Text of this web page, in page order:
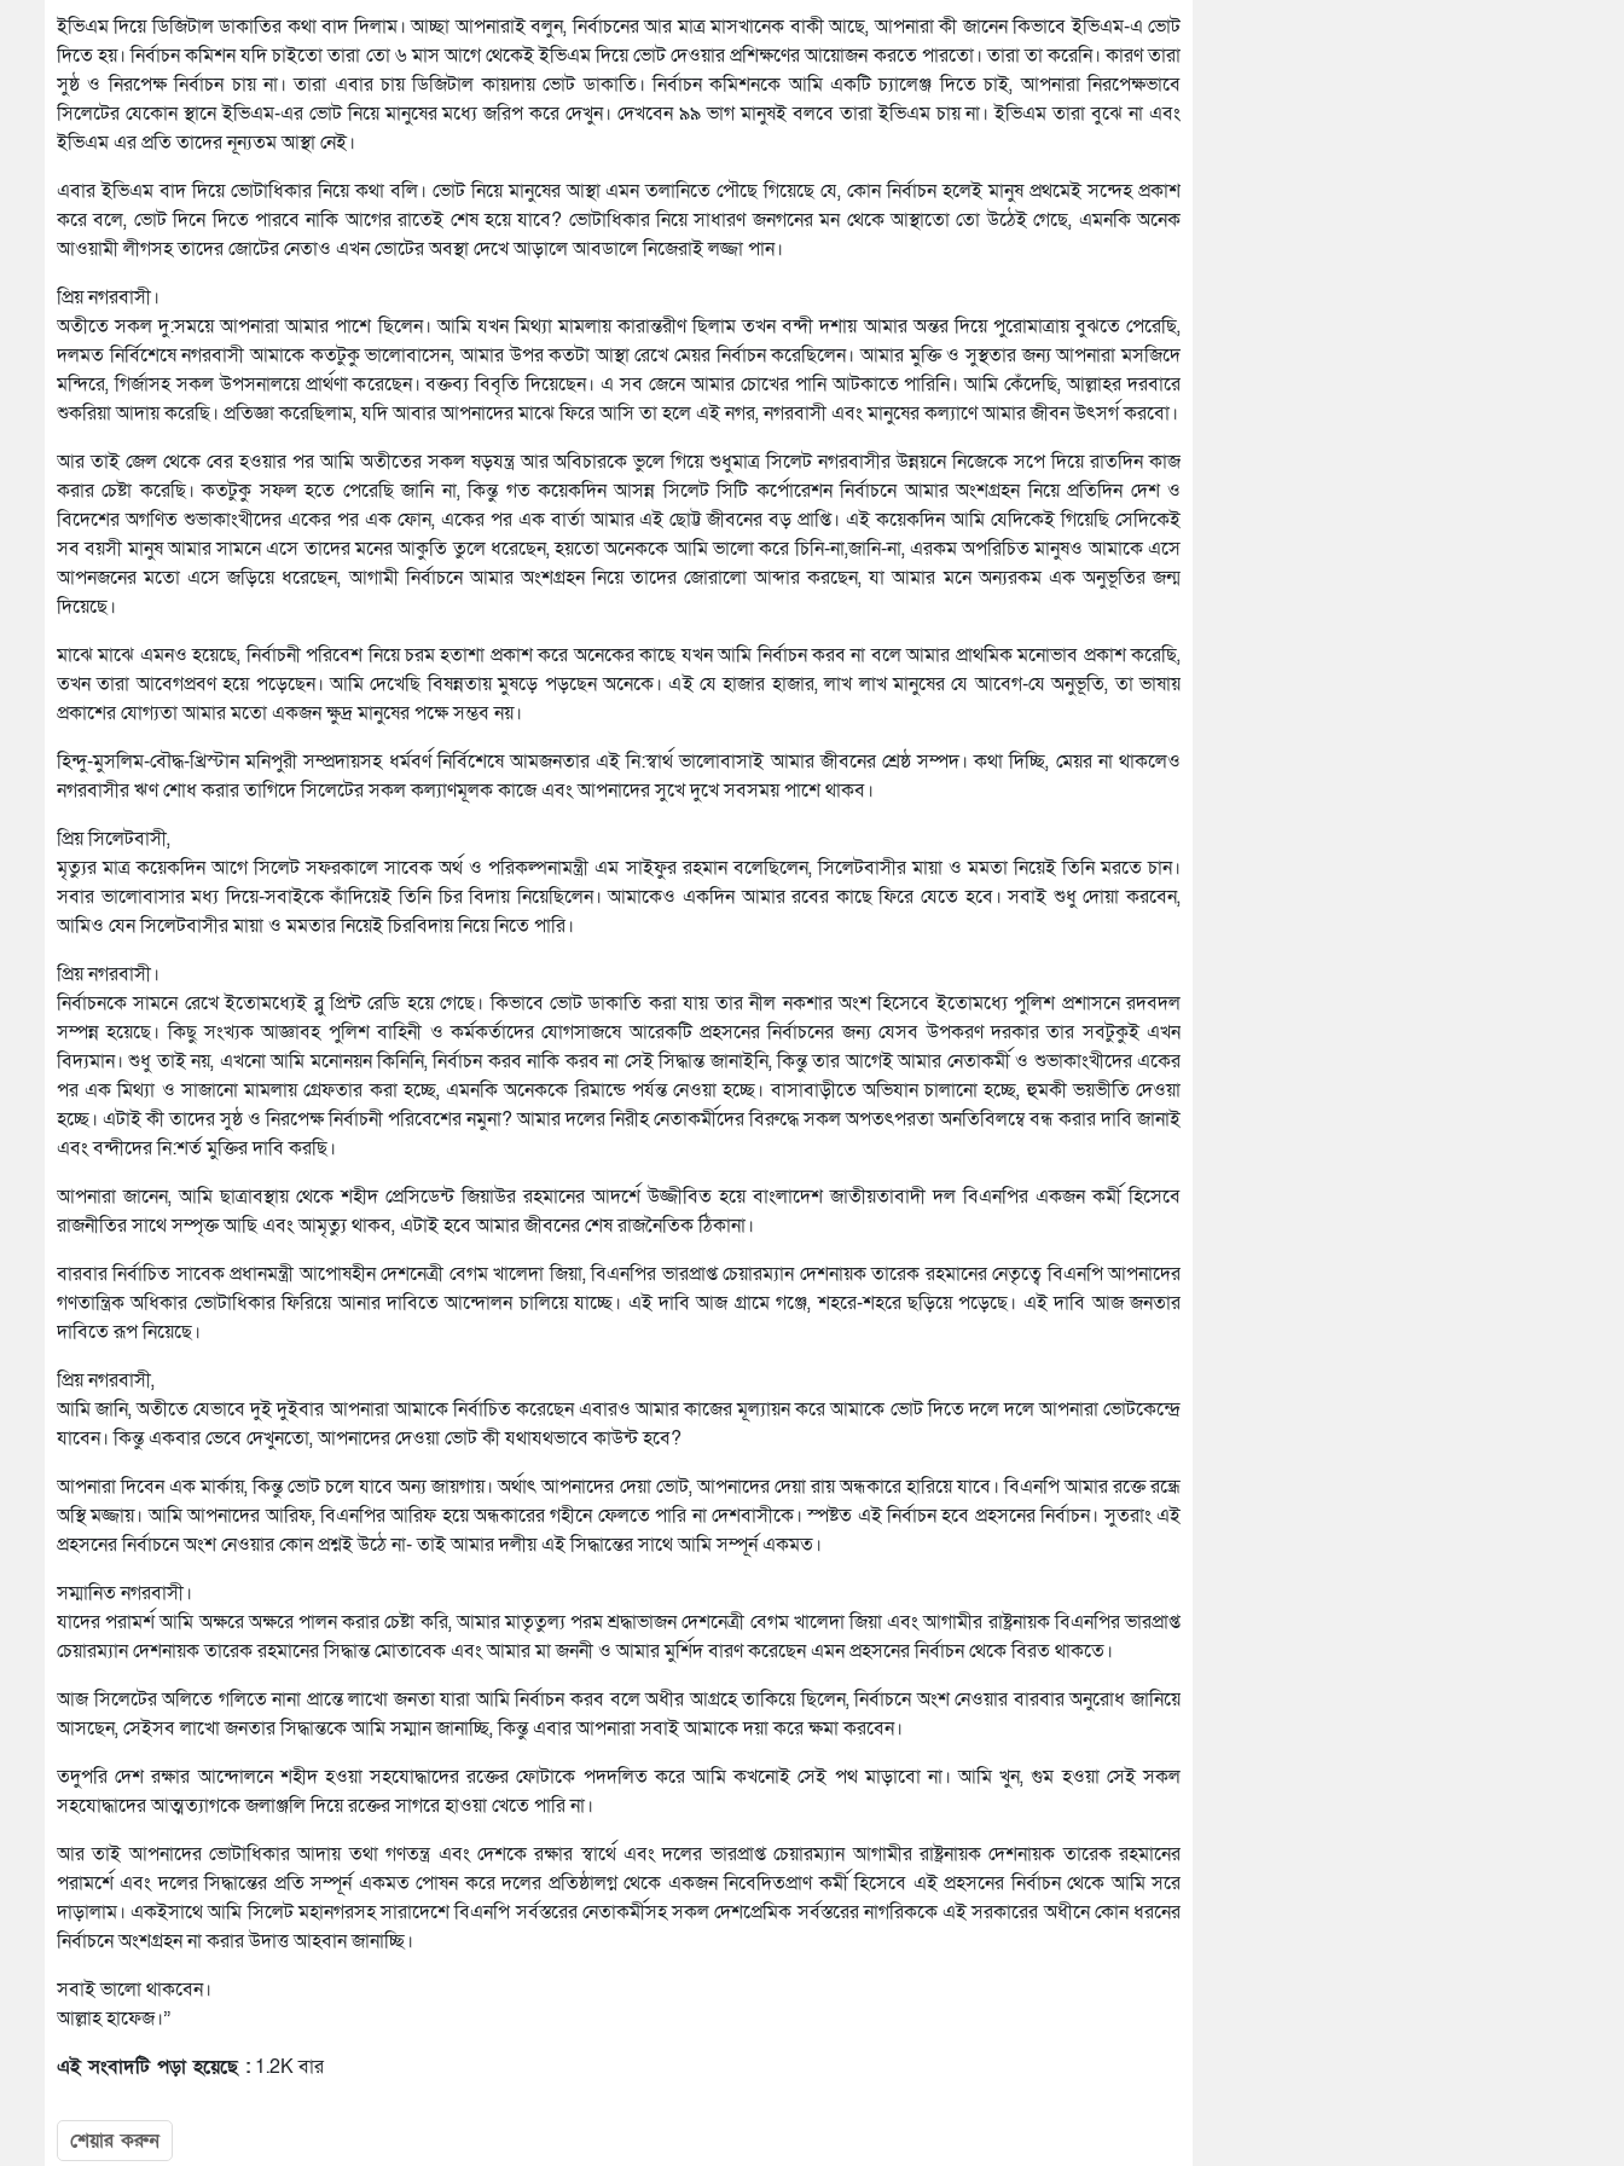
ইভিএম দিয়ে ডিজিটাল ডাকাতির কথা বাদ দিলাম। আচ্ছা আপনারাই বলুন, নির্বাচনের আর মাত্র মাসখানেক বাকী আছে, আপনারা কী জানেন কিভাবে ইভিএম-এ ভোট
দিতে হয়। নির্বাচন কমিশন যদি চাইতো তারা তো ৬ মাস আগে থেকেই ইভিএম দিয়ে ভোট দেওয়ার প্রশিক্ষণের আয়োজন করতে পারতো। তারা তা করেনি। কারণ তারা
সুষ্ঠ ও নিরপেক্ষ নির্বাচন চায় না। তারা এবার চায় ডিজিটাল কায়দায় ভোট ডাকাতি। নির্বাচন কমিশনকে আমি একটি চ্যালেঞ্জ দিতে চাই, আপনারা নিরপেক্ষভাবে
সিলেটের যেকোন স্থানে ইভিএম-এর ভোট নিয়ে মানুষের মধ্যে জরিপ করে দেখুন। দেখবেন ৯৯ ভাগ মানুষই বলবে তারা ইভিএম চায় না। ইভিএম তারা বুঝে না এবং
ইভিএম এর প্রতি তাদের নূন্যতম আস্থা নেই।
এবার ইভিএম বাদ দিয়ে ভোটাধিকার নিয়ে কথা বলি। ভোট নিয়ে মানুষের আস্থা এমন তলানিতে পৌছে গিয়েছে যে, কোন নির্বাচন হলেই মানুষ প্রথমেই সন্দেহ প্রকাশ
করে বলে, ভোট দিনে দিতে পারবে নাকি আগের রাতেই শেষ হয়ে যাবে? ভোটাধিকার নিয়ে সাধারণ জনগনের মন থেকে আস্থাতো তো উঠেই গেছে, এমনকি অনেক
আওয়ামী লীগসহ তাদের জোটের নেতাও এখন ভোটের অবস্থা দেখে আড়ালে আবডালে নিজেরাই লজ্জা পান।
প্রিয় নগরবাসী।
অতীতে সকল দু:সময়ে আপনারা আমার পাশে ছিলেন। আমি যখন মিথ্যা মামলায় কারান্তরীণ ছিলাম তখন বন্দী দশায় আমার অন্তর দিয়ে পুরোমাত্রায় বুঝতে পেরেছি,
দলমত নির্বিশেষে নগরবাসী আমাকে কতটুকু ভালোবাসেন, আমার উপর কতটা আস্থা রেখে মেয়র নির্বাচন করেছিলেন। আমার মুক্তি ও সুস্থতার জন্য আপনারা মসজিদে
মন্দিরে, গির্জাসহ সকল উপসনালয়ে প্রার্থণা করেছেন। বক্তব্য বিবৃতি দিয়েছেন। এ সব জেনে আমার চোখের পানি আটকাতে পারিনি। আমি কেঁদেছি, আল্লাহর দরবারে
শুকরিয়া আদায় করেছি। প্রতিজ্ঞা করেছিলাম, যদি আবার আপনাদের মাঝে ফিরে আসি তা হলে এই নগর, নগরবাসী এবং মানুষের কল্যাণে আমার জীবন উৎসর্গ করবো।
আর তাই জেল থেকে বের হওয়ার পর আমি অতীতের সকল ষড়যন্ত্র আর অবিচারকে ভুলে গিয়ে শুধুমাত্র সিলেট নগরবাসীর উন্নয়নে নিজেকে সপে দিয়ে রাতদিন কাজ
করার চেষ্টা করেছি। কতটুকু সফল হতে পেরেছি জানি না, কিন্তু গত কয়েকদিন আসন্ন সিলেট সিটি কর্পোরেশন নির্বাচনে আমার অংশগ্রহন নিয়ে প্রতিদিন দেশ ও
বিদেশের অগণিত শুভাকাংখীদের একের পর এক ফোন, একের পর এক বার্তা আমার এই ছোট্ট জীবনের বড় প্রাপ্তি। এই কয়েকদিন আমি যেদিকেই গিয়েছি সেদিকেই
সব বয়সী মানুষ আমার সামনে এসে তাদের মনের আকুতি তুলে ধরেছেন, হয়তো অনেককে আমি ভালো করে চিনি-না,জানি-না, এরকম অপরিচিত মানুষও আমাকে এসে
আপনজনের মতো এসে জড়িয়ে ধরেছেন, আগামী নির্বাচনে আমার অংশগ্রহন নিয়ে তাদের জোরালো আব্দার করছেন, যা আমার মনে অন্যরকম এক অনুভূতির জন্ম
দিয়েছে।
মাঝে মাঝে এমনও হয়েছে, নির্বাচনী পরিবেশ নিয়ে চরম হতাশা প্রকাশ করে অনেকের কাছে যখন আমি নির্বাচন করব না বলে আমার প্রাথমিক মনোভাব প্রকাশ করেছি,
তখন তারা আবেগপ্রবণ হয়ে পড়েছেন। আমি দেখেছি বিষন্নতায় মুষড়ে পড়ছেন অনেকে। এই যে হাজার হাজার, লাখ লাখ মানুষের যে আবেগ-যে অনুভূতি, তা ভাষায়
প্রকাশের যোগ্যতা আমার মতো একজন ক্ষুদ্র মানুষের পক্ষে সম্ভব নয়।
হিন্দু-মুসলিম-বৌদ্ধ-খ্রিস্টান মনিপুরী সম্প্রদায়সহ ধর্মবর্ণ নির্বিশেষে আমজনতার এই নি:স্বার্থ ভালোবাসাই আমার জীবনের শ্রেষ্ঠ সম্পদ। কথা দিচ্ছি, মেয়র না থাকলেও
নগরবাসীর ঋণ শোধ করার তাগিদে সিলেটের সকল কল্যাণমূলক কাজে এবং আপনাদের সুখে দুখে সবসময় পাশে থাকব।
প্রিয় সিলেটবাসী,
মৃত্যুর মাত্র কয়েকদিন আগে সিলেট সফরকালে সাবেক অর্থ ও পরিকল্পনামন্ত্রী এম সাইফুর রহমান বলেছিলেন, সিলেটবাসীর মায়া ও মমতা নিয়েই তিনি মরতে চান।
সবার ভালোবাসার মধ্য দিয়ে-সবাইকে কাঁদিয়েই তিনি চির বিদায় নিয়েছিলেন। আমাকেও একদিন আমার রবের কাছে ফিরে যেতে হবে। সবাই শুধু দোয়া করবেন,
আমিও যেন সিলেটবাসীর মায়া ও মমতার নিয়েই চিরবিদায় নিয়ে নিতে পারি।
প্রিয় নগরবাসী।
নির্বাচনকে সামনে রেখে ইতোমধ্যেই ব্লু প্রিন্ট রেডি হয়ে গেছে। কিভাবে ভোট ডাকাতি করা যায় তার নীল নকশার অংশ হিসেবে ইতোমধ্যে পুলিশ প্রশাসনে রদবদল
সম্পন্ন হয়েছে। কিছু সংখ্যক আজ্ঞাবহ পুলিশ বাহিনী ও কর্মকর্তাদের যোগসাজষে আরেকটি প্রহসনের নির্বাচনের জন্য যেসব উপকরণ দরকার তার সবটুকুই এখন
বিদ্যমান। শুধু তাই নয়, এখনো আমি মনোনয়ন কিনিনি, নির্বাচন করব নাকি করব না সেই সিদ্ধান্ত জানাইনি, কিন্তু তার আগেই আমার নেতাকর্মী ও শুভাকাংখীদের একের
পর এক মিথ্যা ও সাজানো মামলায় গ্রেফতার করা হচ্ছে, এমনকি অনেককে রিমান্ডে পর্যন্ত নেওয়া হচ্ছে। বাসাবাড়ীতে অভিযান চালানো হচ্ছে, হুমকী ভয়ভীতি দেওয়া
হচ্ছে। এটাই কী তাদের সুষ্ঠ ও নিরপেক্ষ নির্বাচনী পরিবেশের নমুনা? আমার দলের নিরীহ নেতাকর্মীদের বিরুদ্ধে সকল অপতৎপরতা অনতিবিলম্বে বন্ধ করার দাবি জানাই
এবং বন্দীদের নি:শর্ত মুক্তির দাবি করছি।
আপনারা জানেন, আমি ছাত্রাবস্থায় থেকে শহীদ প্রেসিডেন্ট জিয়াউর রহমানের আদর্শে উজ্জীবিত হয়ে বাংলাদেশ জাতীয়তাবাদী দল বিএনপির একজন কর্মী হিসেবে
রাজনীতির সাথে সম্পৃক্ত আছি এবং আমৃত্যু থাকব, এটাই হবে আমার জীবনের শেষ রাজনৈতিক ঠিকানা।
বারবার নির্বাচিত সাবেক প্রধানমন্ত্রী আপোষহীন দেশনেত্রী বেগম খালেদা জিয়া, বিএনপির ভারপ্রাপ্ত চেয়ারম্যান দেশনায়ক তারেক রহমানের নেতৃত্বে বিএনপি আপনাদের
গণতান্ত্রিক অধিকার ভোটাধিকার ফিরিয়ে আনার দাবিতে আন্দোলন চালিয়ে যাচ্ছে। এই দাবি আজ গ্রামে গঞ্জে, শহরে-শহরে ছড়িয়ে পড়েছে। এই দাবি আজ জনতার
দাবিতে রূপ নিয়েছে।
প্রিয় নগরবাসী,
আমি জানি, অতীতে যেভাবে দুই দুইবার আপনারা আমাকে নির্বাচিত করেছেন এবারও আমার কাজের মূল্যায়ন করে আমাকে ভোট দিতে দলে দলে আপনারা ভোটকেন্দ্রে
যাবেন। কিন্তু একবার ভেবে দেখুনতো, আপনাদের দেওয়া ভোট কী যথাযথভাবে কাউন্ট হবে?
আপনারা দিবেন এক মার্কায়, কিন্তু ভোট চলে যাবে অন্য জায়গায়। অর্থাৎ আপনাদের দেয়া ভোট, আপনাদের দেয়া রায় অন্ধকারে হারিয়ে যাবে। বিএনপি আমার রক্তে রন্ধ্রে
অস্থি মজ্জায়। আমি আপনাদের আরিফ, বিএনপির আরিফ হয়ে অন্ধকারের গহীনে ফেলতে পারি না দেশবাসীকে। স্পষ্টত এই নির্বাচন হবে প্রহসনের নির্বাচন। সুতরাং এই
প্রহসনের নির্বাচনে অংশ নেওয়ার কোন প্রশ্নই উঠে না- তাই আমার দলীয় এই সিদ্ধান্তের সাথে আমি সম্পূর্ন একমত।
সম্মানিত নগরবাসী।
যাদের পরামর্শ আমি অক্ষরে অক্ষরে পালন করার চেষ্টা করি, আমার মাতৃতুল্য পরম শ্রদ্ধাভাজন দেশনেত্রী বেগম খালেদা জিয়া এবং আগামীর রাষ্ট্রনায়ক বিএনপির ভারপ্রাপ্ত
চেয়ারম্যান দেশনায়ক তারেক রহমানের সিদ্ধান্ত মোতাবেক এবং আমার মা জননী ও আমার মুর্শিদ বারণ করেছেন এমন প্রহসনের নির্বাচন থেকে বিরত থাকতে।
আজ সিলেটের অলিতে গলিতে নানা প্রান্তে লাখো জনতা যারা আমি নির্বাচন করব বলে অধীর আগ্রহে তাকিয়ে ছিলেন, নির্বাচনে অংশ নেওয়ার বারবার অনুরোধ জানিয়ে
আসছেন, সেইসব লাখো জনতার সিদ্ধান্তকে আমি সম্মান জানাচ্ছি, কিন্তু এবার আপনারা সবাই আমাকে দয়া করে ক্ষমা করবেন।
তদুপরি দেশ রক্ষার আন্দোলনে শহীদ হওয়া সহযোদ্ধাদের রক্তের ফোটাকে পদদলিত করে আমি কখনোই সেই পথ মাড়াবো না। আমি খুন, গুম হওয়া সেই সকল
সহযোদ্ধাদের আত্মত্যাগকে জলাঞ্জলি দিয়ে রক্তের সাগরে হাওয়া খেতে পারি না।
আর তাই আপনাদের ভোটাধিকার আদায় তথা গণতন্ত্র এবং দেশকে রক্ষার স্বার্থে এবং দলের ভারপ্রাপ্ত চেয়ারম্যান আগামীর রাষ্ট্রনায়ক দেশনায়ক তারেক রহমানের
পরামর্শে এবং দলের সিদ্ধান্তের প্রতি সম্পূর্ন একমত পোষন করে দলের প্রতিষ্ঠালগ্ন থেকে একজন নিবেদিতপ্রাণ কর্মী হিসেবে এই প্রহসনের নির্বাচন থেকে আমি সরে
দাড়ালাম। একইসাথে আমি সিলেট মহানগরসহ সারাদেশে বিএনপি সর্বস্তরের নেতাকর্মীসহ সকল দেশপ্রেমিক সর্বস্তরের নাগরিককে এই সরকারের অধীনে কোন ধরনের
নির্বাচনে অংশগ্রহন না করার উদাত্ত আহবান জানাচ্ছি।
সবাই ভালো থাকবেন।
আল্লাহ হাফেজ।”
এই সংবাদটি পড়া হয়েছে : 1.2K বার
শেয়ার করুন